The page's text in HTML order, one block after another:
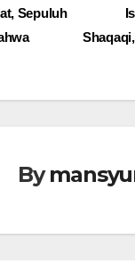
Sepuluh
By